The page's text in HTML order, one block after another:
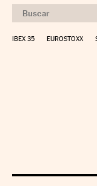
IBEX 35 EUROSTOXX